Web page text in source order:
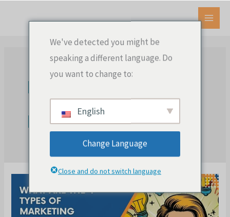
Marketing-
Innovationen
We've detected you might be
speaking a different language. Do
you want to change to:
English
Change Language
Close and do not switch language